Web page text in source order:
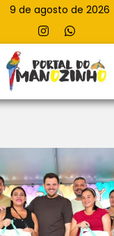
9 de agosto de 2026